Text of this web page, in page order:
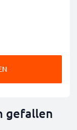
gefallen